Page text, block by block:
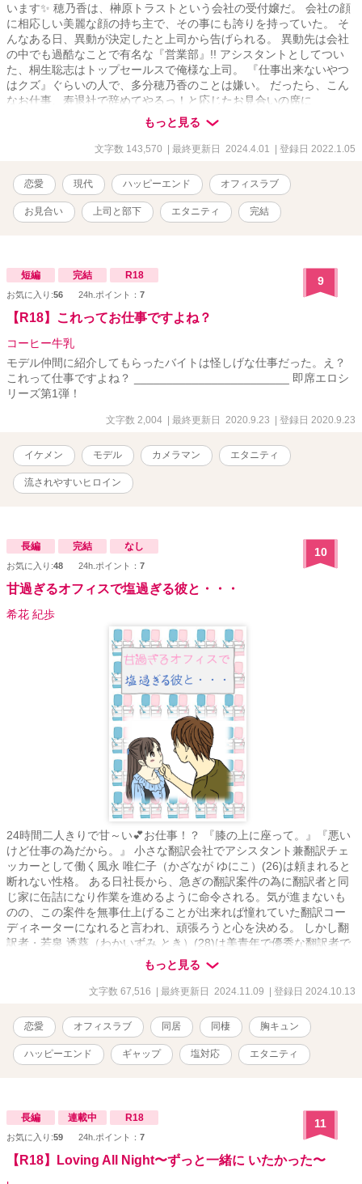
います✨ 穂乃香は、榊原トラストという会社の受付嬢だ。 会社の顔
に相応しい美麗な顔の持ち主で、その事にも誇りを持っていた。 そ
んなある日、異動が決定したと上司から告げられる。 異動先は会社
の中でも過酷なことで有名な『営業部』!! アシスタントとしてつい
た、桐生聡志はトップセールスで俺様な上司。 『仕事出来ないやつ
はクズ』ぐらいの人で、多分穂乃香のことは嫌い。 だったら、こん
なお仕事、寿退社で辞めてやるっ！と応じたお見合いの席に
は……。 🍀2月にコミックス発売、3月に文庫本発売して頂きまし
た。2024年3月25日～お礼のショートストーリーを連載中です。
もっと見る
文字数 143,570 | 最終更新日 2024.4.01 | 登録日 2022.1.05
恋愛 現代 ハッピーエンド オフィスラブ
お見合い 上司と部下 エタニティ 完結
短編 完結 R18
お気に入り:56 24h.ポイント： 7
9
【R18】これってお仕事ですよね？
コーヒー牛乳
モデル仲間に紹介してもらったバイトは怪しげな仕事だった。え？
これって仕事ですよね？ ________________________ 即席エロシ
リーズ第1弾！
文字数 2,004 | 最終更新日 2020.9.23 | 登録日 2020.9.23
イケメン モデル カメラマン エタニティ
流されやすいヒロイン
長編 完結 なし
お気に入り:48 24h.ポイント： 7
10
甘過ぎるオフィスで塩過ぎる彼と・・・
希花 紀歩
24時間二人きりで甘～い💕お仕事！？ 『膝の上に座って。』『悪い
けど仕事の為だから。』 小さな翻訳会社でアシスタント兼翻訳チェ
ッカーとして働く風永 唯仁子（かざなが ゆにこ）(26)は頼まれると
断れない性格。 ある日社長から、急ぎの翻訳案件の為に翻訳者と同
じ家に缶詰になり作業を進めるように命令される。気が進まないも
のの、この案件を無事仕上げることが出来れば憧れていた翻訳コー
ディネーターになれると言われ、頑張ろうと心を決める。 しかし翻
訳者・若泉 透葵（わかいずみ とき）(28)は美青年で優秀な翻訳者で
あるが何を考えているのかわからない。 彼のベッドが置かれた部屋
で二人きりで甘い恋愛シミュレーションゲームの翻訳を進めるが、
透葵は翻訳の参考にする為と言って、唯仁子にあれやこれやのスキ
の人と恋愛関係になりたくない唯仁子と、恋愛はくだらないものだ
と思っている透葵だったが・・・。 ＊導入部分は説明部分が多く退
屈かもしれませんが、この物語に必要な部分なので、こらえて読み
進めて頂けると有り難いです。 ＜表紙イラスト＞ 男女：わかめサロ
もっと見る
文字数 67,516 | 最終更新日 2024.11.09 | 登録日 2024.10.13
恋愛 オフィスラブ 同居 同棲 胸キュン
ハッピーエンド ギャップ 塩対応 エタニティ
長編 連載中 R18
お気に入り:59 24h.ポイント： 7
11
【R18】Loving All Night〜ずっと一緒に いたかった〜